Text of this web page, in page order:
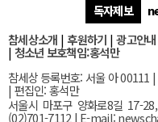
독자제보
참세상소개 | 후원하기 |광고안내
| 청소년 보호책임:홍석만
참세상 등록번호: 서울 아 00111
| 편집인: 홍석만
서울시 마포구 양화로8길 17-
(02)701-7112 | E-mail: